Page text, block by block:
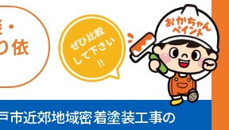
依
市近郊地域密着塗装工事の